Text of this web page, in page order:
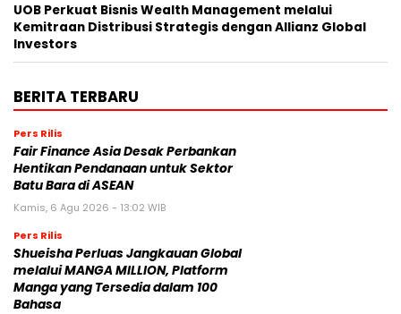
UOB Perkuat Bisnis Wealth Management melalui
Kemitraan Distribusi Strategis dengan Allianz Global
Investors
BERITA TERBARU
Pers Rilis
Fair Finance Asia Desak Perbankan
Hentikan Pendanaan untuk Sektor
Batu Bara di ASEAN
Kamis, 6 Agu 2026 - 13:02 WIB
Pers Rilis
Shueisha Perluas Jangkauan Global
melalui MANGA MILLION, Platform
Manga yang Tersedia dalam 100
Bahasa